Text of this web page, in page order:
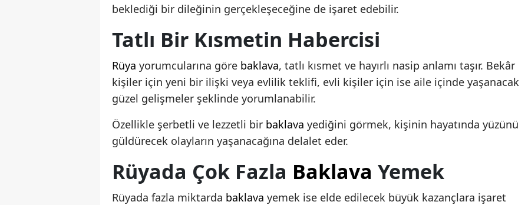
beklediği bir dileğinin gerçekleşeceğine de işaret edebilir.
Tatlı Bir Kısmetin Habercisi
Rüya yorumcularına göre baklava, tatlı kısmet ve hayırlı nasip anlamı taşır. Bekâr
kişiler için yeni bir ilişki veya evlilik teklifi, evli kişiler için ise aile içinde yaşanacak
güzel gelişmeler şeklinde yorumlanabilir.
Özellikle şerbetli ve lezzetli bir baklava yediğini görmek, kişinin hayatında yüzünü
güldürecek olayların yaşanacağına delalet eder.
Rüyada Çok Fazla Baklava Yemek
Rüyada fazla miktarda baklava yemek ise elde edilecek büyük kazançlara işaret